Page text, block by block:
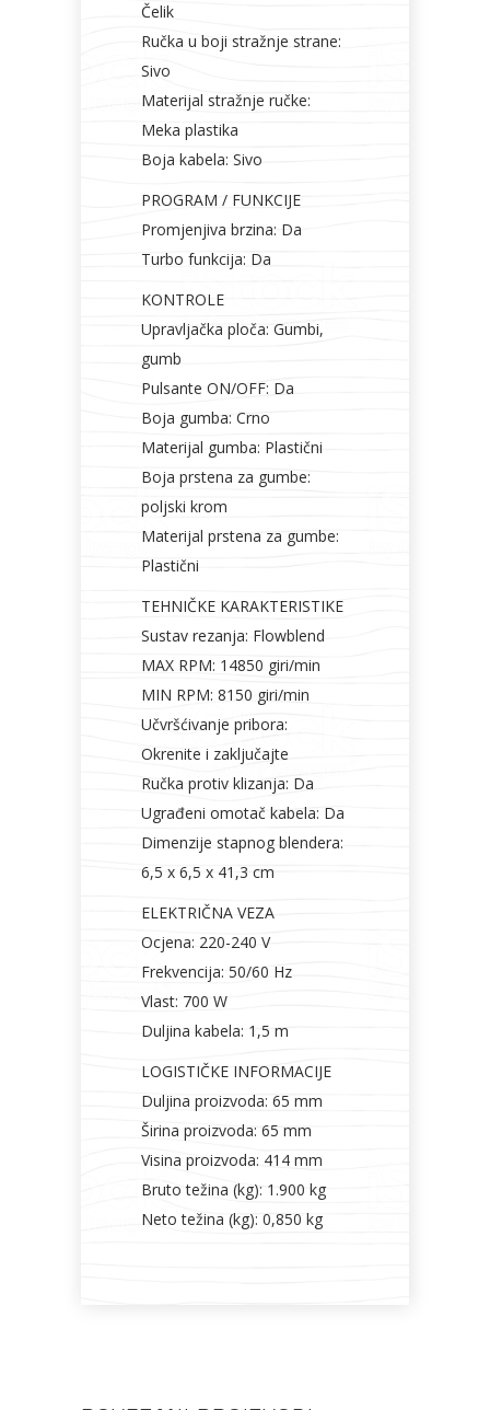
Čelik
Ručka u boji stražnje strane:
Sivo
Materijal stražnje ručke:
Meka plastika
Boja kabela: Sivo
PROGRAM / FUNKCIJE
Promjenjiva brzina: Da
Turbo funkcija: Da
KONTROLE
Upravljačka ploča: Gumbi,
gumb
Pulsante ON/OFF: Da
Boja gumba: Crno
Materijal gumba: Plastični
Boja prstena za gumbe:
poljski krom
Materijal prstena za gumbe:
Plastični
TEHNIČKE KARAKTERISTIKE
Sustav rezanja: Flowblend
MAX RPM: 14850 giri/min
MIN RPM: 8150 giri/min
Učvršćivanje pribora:
Okrenite i zaključajte
Ručka protiv klizanja: Da
Ugrađeni omotač kabela: Da
Dimenzije stapnog blendera:
6,5 x 6,5 x 41,3 cm
ELEKTRIČNA VEZA
Ocjena: 220-240 V
Frekvencija: 50/60 Hz
Vlast: 700 W
Duljina kabela: 1,5 m
LOGISTIČKE INFORMACIJE
Duljina proizvoda: 65 mm
Širina proizvoda: 65 mm
Visina proizvoda: 414 mm
Bruto težina (kg): 1.900 kg
Neto težina (kg): 0,850 kg